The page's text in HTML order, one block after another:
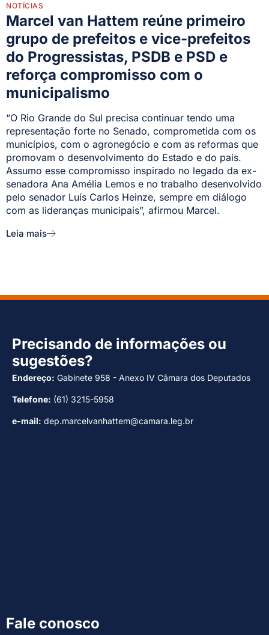
NOTÍCIAS
Marcel van Hattem reúne primeiro
grupo de prefeitos e vice-prefeitos
do Progressistas, PSDB e PSD e
reforça compromisso com o
municipalismo
“O Rio Grande do Sul precisa continuar tendo uma
representação forte no Senado, comprometida com os
municípios, com o agronegócio e com as reformas que
promovam o desenvolvimento do Estado e do país.
Assumo esse compromisso inspirado no legado da ex-
senadora Ana Amélia Lemos e no trabalho desenvolvido
pelo senador Luís Carlos Heinze, sempre em diálogo
com as lideranças municipais”, afirmou Marcel.
Leia mais
Precisando de informações ou
sugestões?
Endereço: Gabinete 958 - Anexo IV Câmara dos Deputados
Telefone: (61) 3215-5958
e-mail: dep.marcelvanhattem@camara.leg.br
Fale conosco